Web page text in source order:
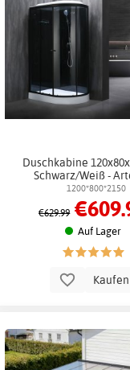
Duschkabine
Schwarz/Weiß -
1200*800*2150
€629.99
Auf Lager
Kaufen